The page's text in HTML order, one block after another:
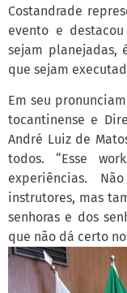
Costandrade
evento e
sejam planejadas,
que sejam
Em seu
tocantinense e
André Luiz de
todos. “Esse
experiências.
instrutores, mas
senhoras e dos
que não dá certo